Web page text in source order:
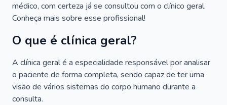
médico, com certeza já se consultou com o clínico geral.
Conheça mais sobre esse profissional!
O que é clínica geral?
A clínica geral é a especialidade responsável por analisar
o paciente de forma completa, sendo capaz de ter uma
visão de vários sistemas do corpo humano durante a
consulta.